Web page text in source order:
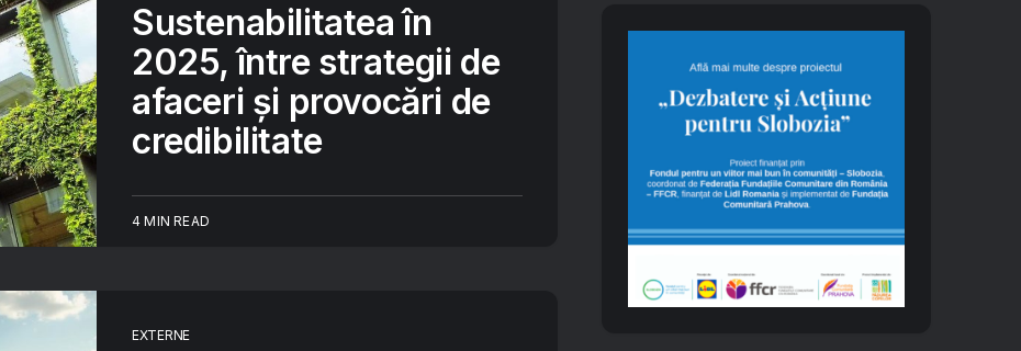
Sustenabilitatea în
2025, între strategii de
afaceri și provocări de
credibilitate
4 MIN READ
EXTERNE